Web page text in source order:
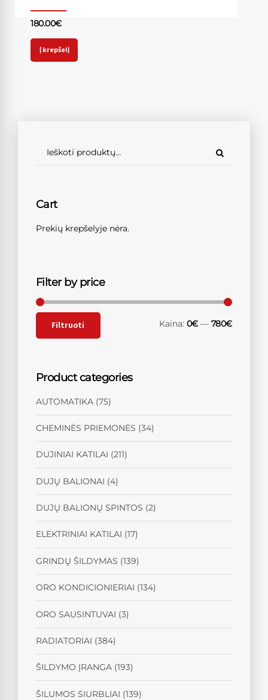
180.00€
Į krepšelį
Cart
Prekių krepšelyje nėra.
Filter by price
Filtruoti Kaina: 0€— 780€
Product categories
AUTOMATIKA (75)
CHEMINĖS PRIEMONĖS (34)
DUJINIAI KATILAI (211)
DUJŲ BALIONAI (4)
DUJŲ BALIONŲ SPINTOS (2)
ELEKTRINIAI KATILAI (17)
GRINDŲ ŠILDYMAS (139)
ORO KONDICIONIERIAI (134)
ORO SAUSINTUVAI (3)
RADIATORIAI (384)
ŠILDYMO ĮRANGA (193)
ŠILUMOS SIURBLIAI (139)